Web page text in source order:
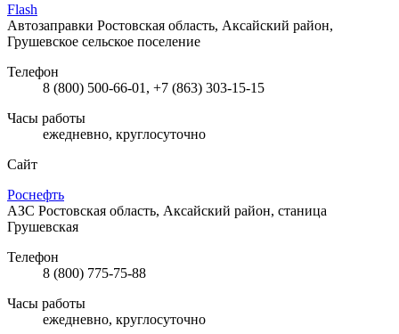
Flash
Автозаправки Ростовская область, Аксайский район,
Грушевское сельское поселение
Телефон
8 (800) 500-66-01, +7 (863) 303-15-15
Часы работы
ежедневно, круглосуточно
Сайт
Роснефть
АЗС Ростовская область, Аксайский район, станица
Грушевская
Телефон
8 (800) 775-75-88
Часы работы
ежедневно, круглосуточно